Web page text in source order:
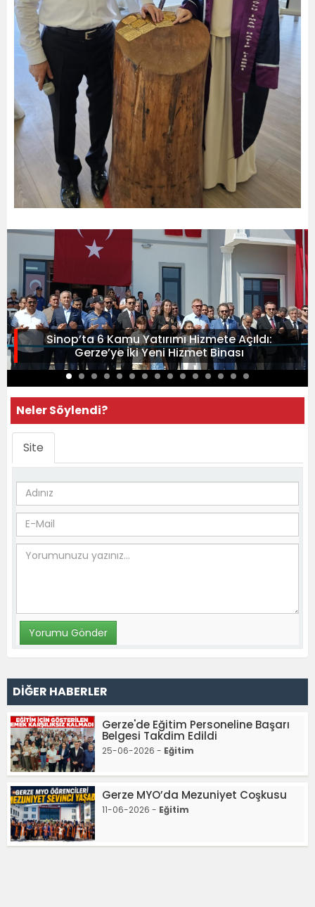
Sinop’ta 6 Kamu Yatırımı Hizmete Açıldı:
Gerze’ye İki Yeni Hizmet Binası
Neler Söylendi?
Site
DİĞER HABERLER
Gerze'de Eğitim Personeline Başarı
Belgesi Takdim Edildi
25-06-2026 - Eğitim
Gerze MYO’da Mezuniyet Coşkusu
11-06-2026 - Eğitim